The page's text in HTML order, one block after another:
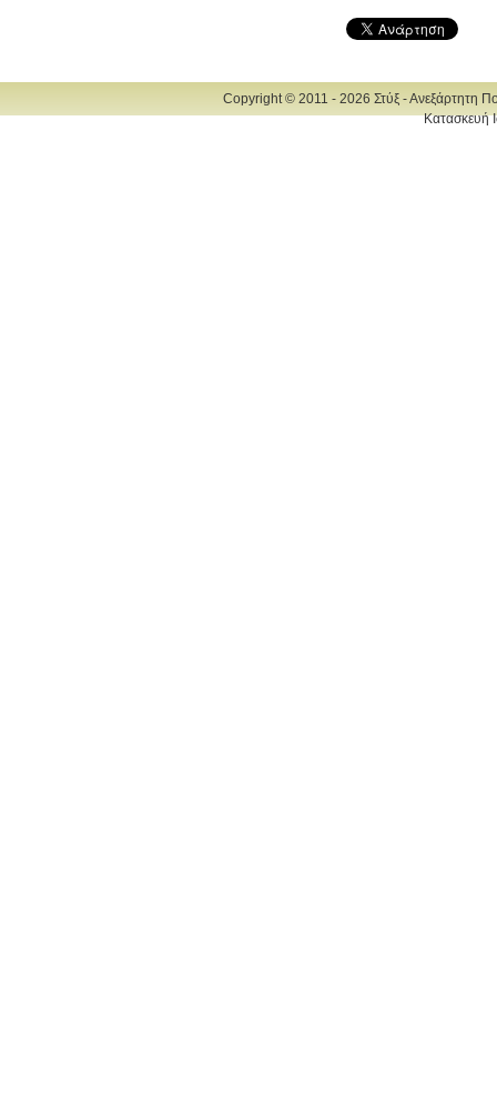
Copyright © 2011 - 2026 Στύξ - Ανεξάρτητη
Κατασκευή